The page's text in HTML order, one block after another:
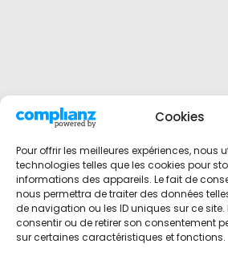
Cookies
Pour offrir les meilleures expériences, nous
technologies telles que les cookies pour
informations des appareils. Le fait de
nous permettra de traiter des données
de navigation ou les ID uniques sur ce site.
consentir ou de retirer son consentement
sur certaines caractéristiques et fonctions.